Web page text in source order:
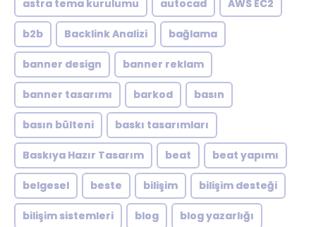
astra tema kurulumu autocad AWS EC2
b2b Backlink Analizi bağlama
banner design banner reklam
banner tasarımı barkod basın
basın bülteni baskı tasarımları
Baskıya Hazır Tasarım beat beat yapımı
belgesel beste bilişim bilişim desteği
bilişim sistemleri blog blog yazarlığı